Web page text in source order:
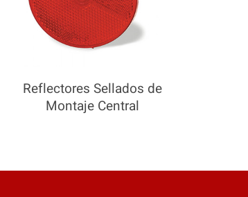
Reflectores Sellados de
Montaje Central